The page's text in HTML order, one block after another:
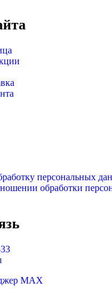
персональных
обработки
MAX